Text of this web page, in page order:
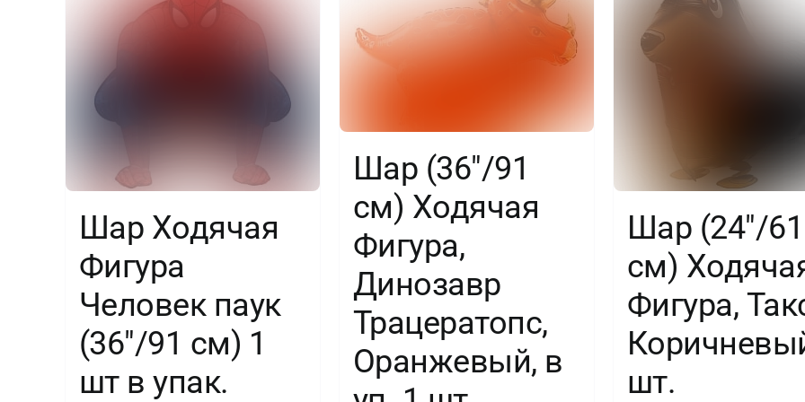
Шар Ходячая
Фигура
Человек паук
(36″/91 см) 1
шт в упак.
Шар (36″/91
см) Ходячая
Фигура,
Динозавр
Трацератопс,
Оранжевый, в
Шар (24″/61
см)
Фигура,
шт.